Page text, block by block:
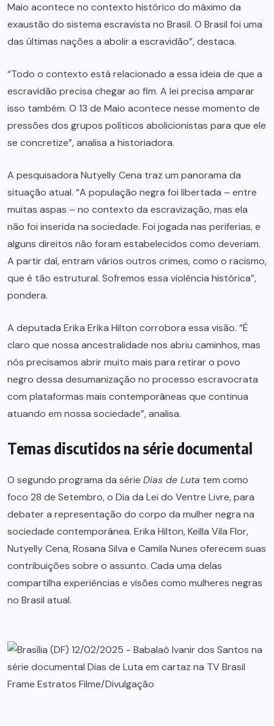
Maio acontece no contexto histórico do máximo da
exaustão do sistema escravista no Brasil. O Brasil foi uma
das últimas nações a abolir a escravidão”, destaca.
“Todo o contexto está relacionado a essa ideia de que a
escravidão precisa chegar ao fim. A lei precisa amparar
isso também. O 13 de Maio acontece nesse momento de
pressões dos grupos políticos abolicionistas para que ele
se concretize”, analisa a historiadora.
A pesquisadora Nutyelly Cena traz um panorama da
situação atual. “A população negra foi libertada – entre
muitas aspas – no contexto da escravização, mas ela
não foi inserida na sociedade. Foi jogada nas periferias, e
alguns direitos não foram estabelecidos como deveriam.
A partir daí, entram vários outros crimes, como o racismo,
que é tão estrutural. Sofremos essa violência histórica”,
pondera.
A deputada Erika Erika Hilton corrobora essa visão. “É
claro que nossa ancestralidade nos abriu caminhos, mas
nós precisamos abrir muito mais para retirar o povo
negro dessa desumanização no processo escravocrata
com plataformas mais contemporâneas que continua
atuando em nossa sociedade”, analisa.
Temas discutidos na série documental
O segundo programa da série Dias de Luta tem como
foco 28 de Setembro, o Dia da Lei do Ventre Livre, para
debater a representação do corpo da mulher negra na
sociedade contemporânea. Erika Hilton, Keilla Vila Flor,
Nutyelly Cena, Rosana Silva e Camila Nunes oferecem suas
contribuições sobre o assunto. Cada uma delas
compartilha experiências e visões como mulheres negras
no Brasil atual.